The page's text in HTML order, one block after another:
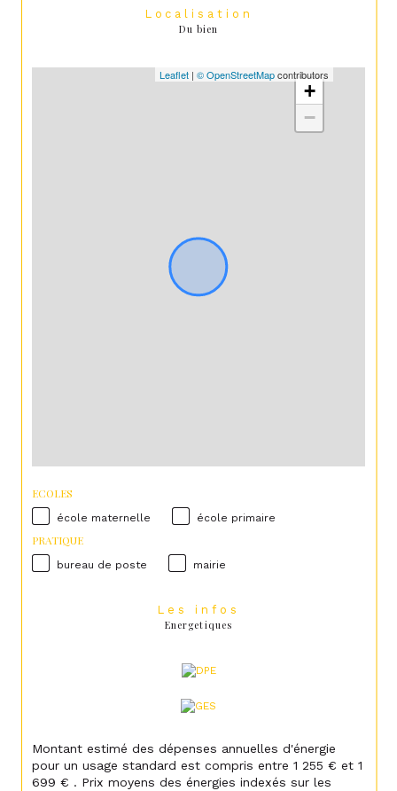
Localisation
Du bien
+
−
Leaflet | © OpenStreetMapcontributors
ECOLES
école maternelle école primaire
PRATIQUE
bureau de poste mairie
Les infos
Energetiques
Montant estimé des dépenses annuelles d'énergie
pour un usage standard est compris entre 1 255 € et 1
699 € . Prix moyens des énergies indexés sur les